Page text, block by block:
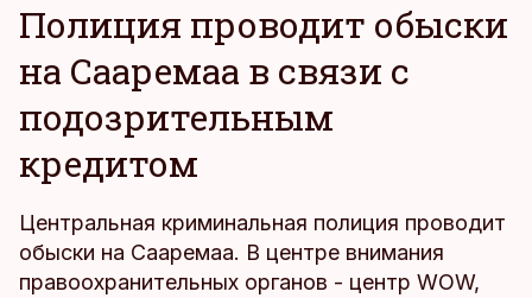
Полиция проводит обыски
на Сааремаа в связи с
подозрительным
кредитом
Центральная криминальная полиция проводит
обыски на Сааремаа. В центре внимания
правоохранительных органов - центр WOW,